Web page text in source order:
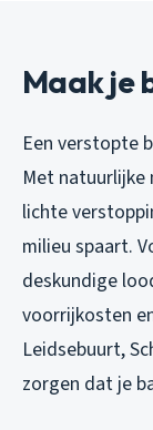
Maak je
Een verstopte
Met natuurlijke
lichte
milieu spaart.
deskundige
voorrijkosten
Leidsebuurt,
zorgen dat je